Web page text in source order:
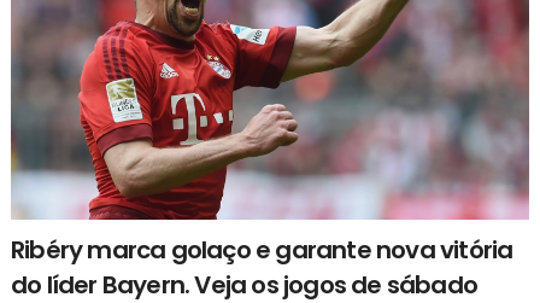
Ribéry marca golaço e garante nova vitória
do líder Bayern. Veja os jogos de sábado